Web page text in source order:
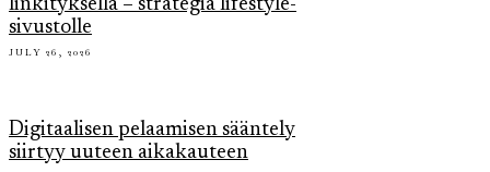
linkityksellä – strategia lifestyle-
sivustolle
JULY 26, 2026
Digitaalisen pelaamisen sääntely
siirtyy uuteen aikakauteen